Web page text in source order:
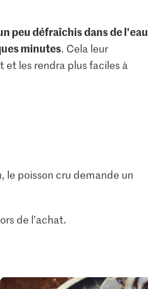
peu défraîchis dans de l'eau
minutes. Cela leur
et les rendra plus faciles à
poisson cru demande un
de l’achat.